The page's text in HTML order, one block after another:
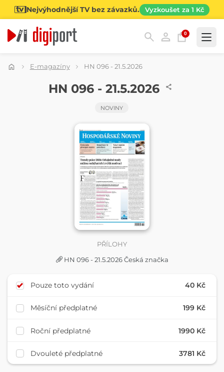
Nejvýhodnější TV bez závazků. Vyzkoušet za 1 Kč
0
Kategorie
E-magazíny HN 096 - 21.5.2026
PŘÍLOHY
HN 096 - 21.5.2026 Česká značka
HN 096 - 21.5.2026
NOVINY
Pouze toto vydání 40 Kč
Měsíční předplatné 199 Kč
Roční předplatné 1990 Kč
Dvouleté předplatné 3781 Kč